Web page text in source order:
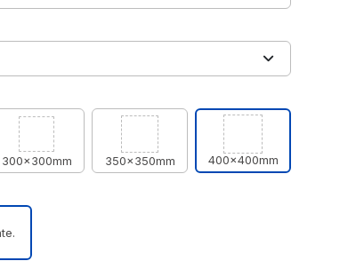
300x300mm 350x350mm 400x400mm